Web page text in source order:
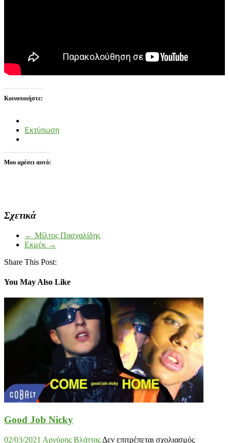
Κοινοποιήστε:
Εκτύπωση
Μου αρέσει αυτό:
Σχετικά
← Μίλτος Πασχαλίδης
Εκμέκ →
Share This Post:
You May Also Like
Good Job Nicky
02/03/2021 Αργύρης Βλάττας Δεν επιτρέπεται σχολιασμόςστο